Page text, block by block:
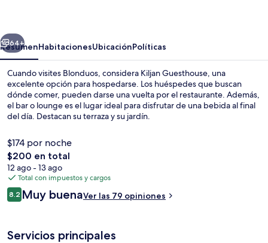
Siguiente
64+
ResumenHabitacionesUbicaciónPolíticas
Cuando visites Blonduos, considera Kiljan Guesthouse, una
excelente opción para hospedarse. Los huéspedes que buscan
dónde comer, pueden darse una vuelta por el restaurante. Además,
el bar o lounge es el lugar ideal para disfrutar de una bebida al final
del día. Destacan su terraza y su jardín.
$174 por noche
El
precio
total
es
de
$200 en total
12 ago - 13 ago
Total con impuestos y cargos
Opiniones
8.28.2 de 10,
Muy buenaVer las 79 opiniones
Servicios principales